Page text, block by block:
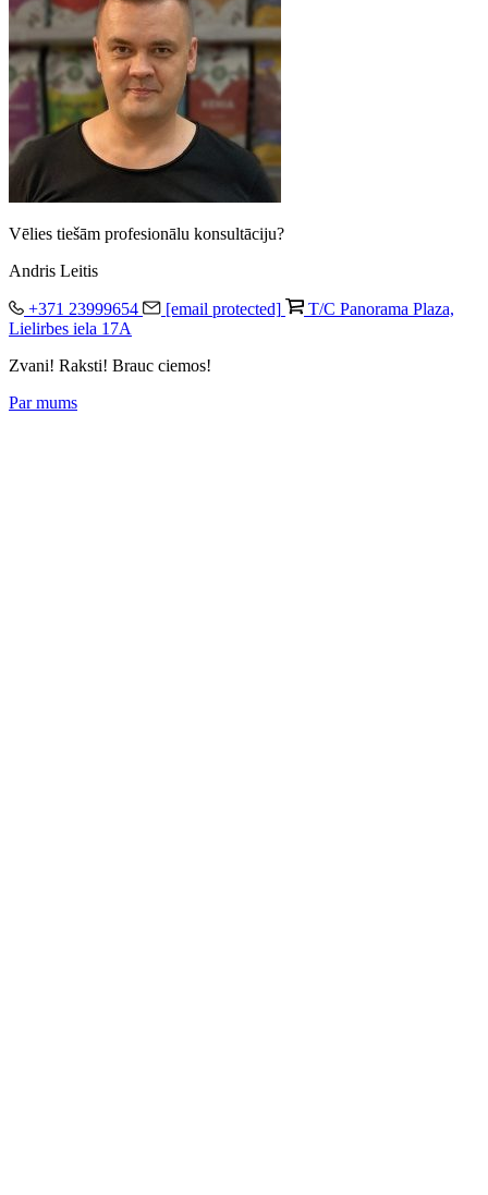
Vēlies tiešām profesionālu konsultāciju?
Andris Leitis
+371 23999654 [email protected]
T/C Panorama Plaza,
Lielirbes iela 17A
Zvani! Raksti! Brauc ciemos!
Par mums